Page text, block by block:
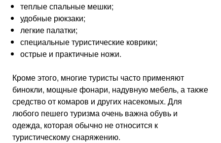
теплые спальные мешки;
удобные рюкзаки;
легкие палатки;
специальные туристические коврики;
острые и практичные ножи.
Кроме этого, многие туристы часто применяют
бинокли, мощные фонари, надувную мебель, а также
средство от комаров и других насекомых. Для
любого пешего туризма очень важна обувь и
одежда, которая обычно не относится к
туристическому снаряжению.